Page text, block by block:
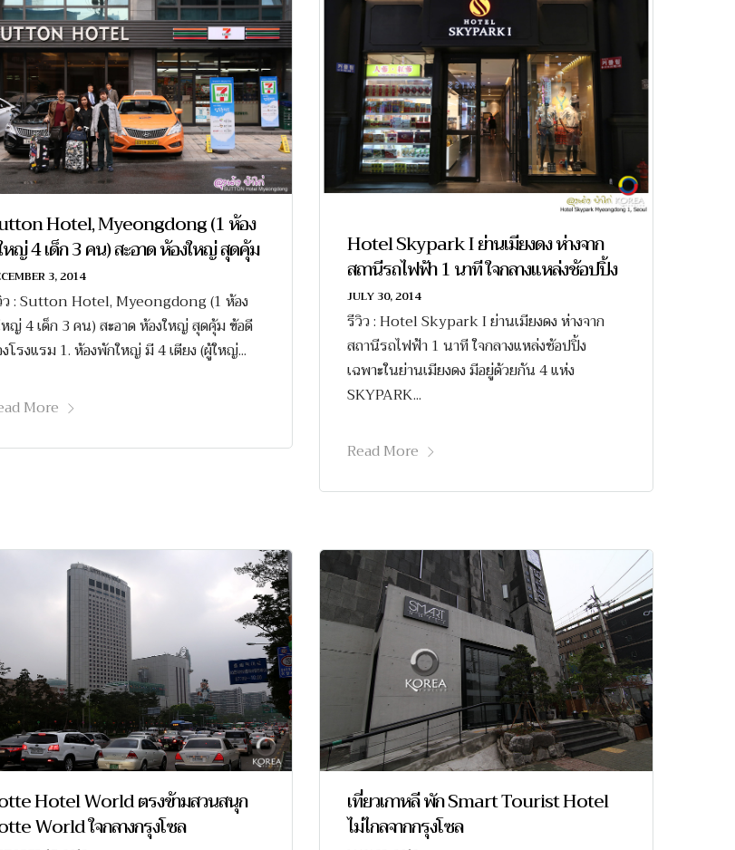
Hotel, Myeongdong (1 ห้อง
หญ่ 4 เด็ก 3 คน) สะอาด ห้องใหญ่ สุดคุ้ม
3, 2014
: Sutton Hotel, Myeongdong (1 ห้อง
ญ่ 4 เด็ก 3 คน) สะอาด ห้องใหญ่ สุดคุ้ม ข้อดี
โรงแรม 1. ห้องพักใหญ่ มี 4 เตียง (ผู้ใหญ่...
More
Hotel Skypark I ย่านเมียงดง ห่างจาก
สถานีรถไฟฟ้า 1 นาที ใจกลางแหล่งช้อปปิ้ง
JULY 30, 2014
รีวิว : Hotel Skypark I ย่านเมียงดง ห่างจาก
สถานีรถไฟฟ้า 1 นาที ใจกลางแหล่งช้อปปิ้ง
เฉพาะในย่านเมียงดง มีอยู่ด้วยกัน 4 แห่ง
SKYPARK...
Read More
Hotel World ตรงข้ามสวนสนุก
World ใจกลางกรุงโซล
เที่ยวเกาหลี พัก Smart Tourist Hotel
ไม่ไกลจากกรุงโซล